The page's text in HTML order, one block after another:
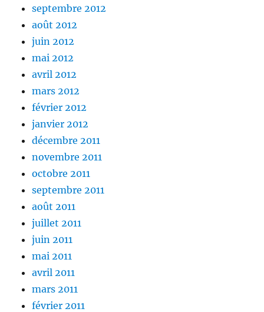
septembre 2012
août 2012
juin 2012
mai 2012
avril 2012
mars 2012
février 2012
janvier 2012
décembre 2011
novembre 2011
octobre 2011
septembre 2011
août 2011
juillet 2011
juin 2011
mai 2011
avril 2011
mars 2011
février 2011